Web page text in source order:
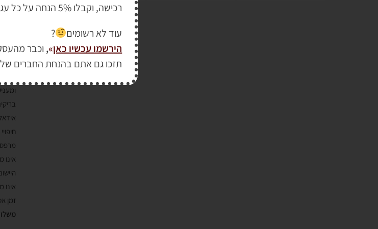
אוטם
מגן
אינו
זמן
רכישה, וקבלו 5% הנחה על כל עגלת הקניות.
עוד לא רשומים
?
הירשמו עכשיו כאן»
, וכבר
תזכו גם אתם בהנחת החברים